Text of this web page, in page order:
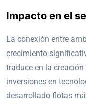
Impacto en el
La conexión entre
crecimiento
traduce en la
inversiones en
desarrollado flotas